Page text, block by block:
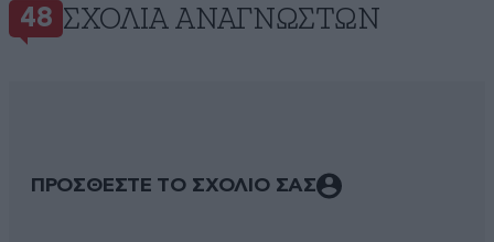
48 ΣΧΌΛΙΑ ΑΝΑΓΝΩΣΤΏΝ
ΠΡΟΣΘΕΣΤΕ ΤΟ ΣΧΟΛΙΟ ΣΑΣ